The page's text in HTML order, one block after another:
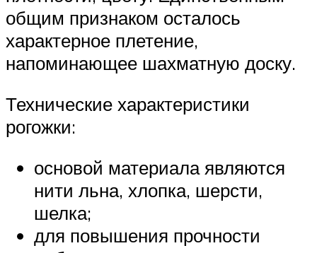
общим признаком осталось
характерное плетение,
напоминающее шахматную доску.
Технические характеристики
рогожки:
основой материала являются
нити льна, хлопка, шерсти,
шелка;
для повышения прочности